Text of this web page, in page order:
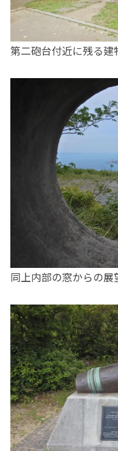
第二砲台付近に残る建
同上内部の窓からの